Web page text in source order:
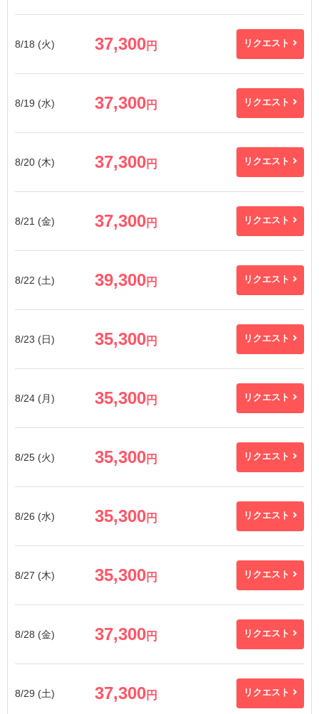
8/18 (火) 37,300円 リクエスト
8/19 (水) 37,300円 リクエスト
8/20 (木) 37,300円 リクエスト
8/21 (金) 37,300円 リクエスト
8/22 (土) 39,300円 リクエスト
8/23 (日) 35,300円 リクエスト
8/24 (月) 35,300円 リクエスト
8/25 (火) 35,300円 リクエスト
8/26 (水) 35,300円 リクエスト
8/27 (木) 35,300円 リクエスト
8/28 (金) 37,300円 リクエスト
8/29 (土) 37,300円 リクエスト